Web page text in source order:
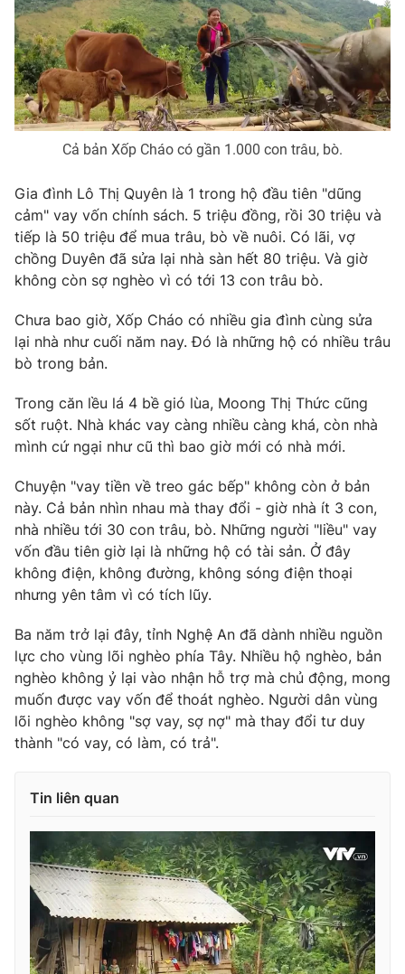
Sản phẩm
Thị trường
Tư vấn
Lịch phát sóng
Chuyên mục khác
Emagazine Podcast
Photo Infographic
Video Shorts video
VTV Sức khoẻ Bất động sản
Thị trường 24h Tấm lòng Việt
VTV4 Vươn mình bằng AI
VTV9 VTV8
Liên hệ tòa soạn English
THỜI BÁO VTV
Theo dõi báo trên
Cơ quan chủ quản:
Giấy phép hoạt động báo in và báo điện tử số 483/GP-BTTTT
cấp ngày 29/12/2023
Tổng Biên tập:Vũ Thanh Thủy
Phó Tổng Biên tập: Nguyễn Thị Mỹ Hạnh, Phạm Quốc Thắng,
Nguyễn Trọng Ninh
Tổng đài VTV:024.38 355 931 - 024.38 355 932
Cả bản Xốp Cháo có gần 1.000 con trâu, bò.
Gia đình Lô Thị Quyên là 1 trong hộ đầu tiên "dũng
cảm" vay vốn chính sách. 5 triệu đồng, rồi 30 triệu và
tiếp là 50 triệu để mua trâu, bò về nuôi. Có lãi, vợ
chồng Duyên đã sửa lại nhà sàn hết 80 triệu. Và giờ
không còn sợ nghèo vì có tới 13 con trâu bò.
Chưa bao giờ, Xốp Cháo có nhiều gia đình cùng sửa
lại nhà như cuối năm nay. Đó là những hộ có nhiều trâu
bò trong bản.
Trong căn lều lá 4 bề gió lùa, Moong Thị Thức cũng
sốt ruột. Nhà khác vay càng nhiều càng khá, còn nhà
mình cứ ngại như cũ thì bao giờ mới có nhà mới.
Chuyện "vay tiền về treo gác bếp" không còn ở bản
này. Cả bản nhìn nhau mà thay đổi - giờ nhà ít 3 con,
nhà nhiều tới 30 con trâu, bò. Những người "liều" vay
vốn đầu tiên giờ lại là những hộ có tài sản. Ở đây
không điện, không đường, không sóng điện thoại
nhưng yên tâm vì có tích lũy.
Ba năm trở lại đây, tỉnh Nghệ An đã dành nhiều nguồn
lực cho vùng lõi nghèo phía Tây. Nhiều hộ nghèo, bản
nghèo không ỷ lại vào nhận hỗ trợ mà chủ động, mong
muốn được vay vốn để thoát nghèo. Người dân vùng
lõi nghèo không "sợ vay, sợ nợ" mà thay đổi tư duy
thành "có vay, có làm, có trả".
Tin liên quan